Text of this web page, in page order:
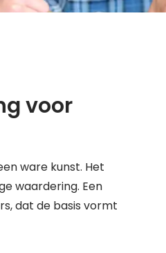
voor
ware kunst. Het
waardering. Een
dat de basis vormt